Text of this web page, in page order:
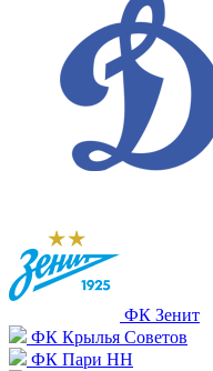
ФК Зенит
ФК Крылья Советов
ФК Пари НН